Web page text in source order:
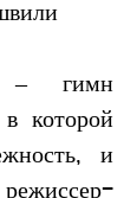
– гимн
которой
и